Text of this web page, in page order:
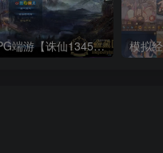
3DMMORPG端游【诛仙1345征战天下地宫12职业】最新整理Linux手工服务端_详细搭建教程_通用视频教程_GM工具_网页注册_PC客户端